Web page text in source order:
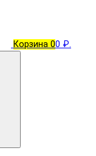
Корзина 00 ₽.